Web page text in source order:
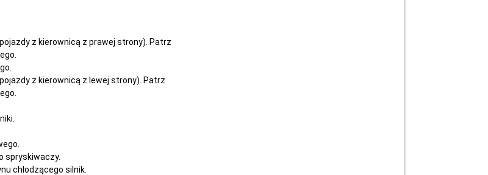
z kierownicą z prawej strony). Patrz
z kierownicą z lewej strony). Patrz
spryskiwaczy.
chłodzącego silnik.